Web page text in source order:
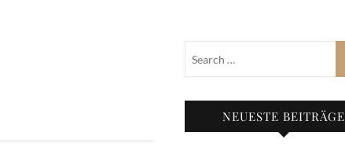
NEUESTE BEITRÄGE